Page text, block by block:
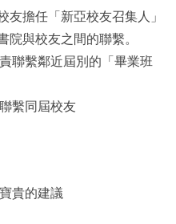
擔任「新亞校友召集人」
與校友之間的聯繫。
聯繫鄰近屆別的「畢業班
繫同屆校友
貴的建議